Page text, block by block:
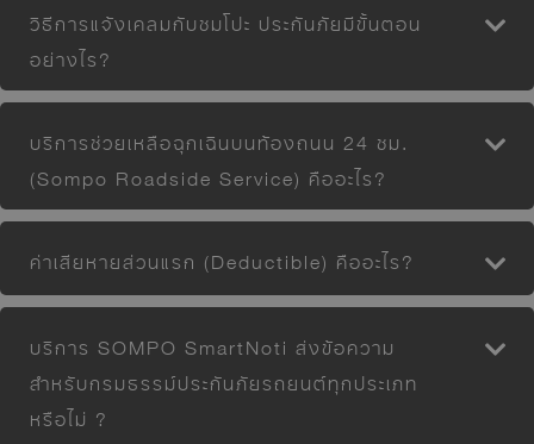
วิธีการแจ้งเคลมกับซมโปะ ประกันภัยมีขั้นตอน
อย่างไร?
บริการช่วยเหลือฉุกเฉินบนท้องถนน 24 ชม.
(Sompo Roadside Service) คืออะไร?
ค่าเสียหายส่วนแรก (Deductible) คืออะไร?
บริการ SOMPO SmartNoti ส่งข้อความ
สำหรับกรมธรรม์ประกันภัยรถยนต์ทุกประเภท
หรือไม่ ?